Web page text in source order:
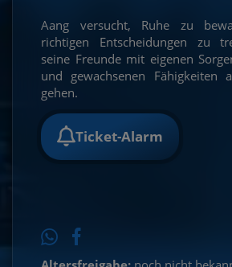
Aang versucht, Ruhe zu
richtigen Entscheidungen zu
seine Freunde mit eigenen
und gewachsenen Fähigkeiten
gehen.
Ticket-Alarm